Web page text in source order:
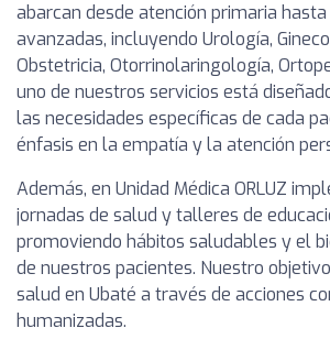
abarcan desde atención primaria
avanzadas, incluyendo Urología,
Obstetricia, Otorrinolaringología,
uno de nuestros servicios está
las necesidades específicas de cada
énfasis en la empatía y la atención
Además, en Unidad Médica ORLUZ
jornadas de salud y talleres de
promoviendo hábitos saludables y el
de nuestros pacientes. Nuestro
salud en Ubaté a través de acciones
humanizadas.